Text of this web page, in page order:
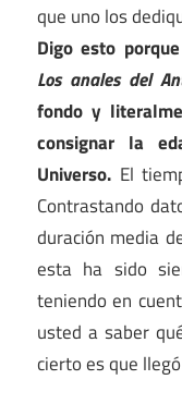
que uno los
Digo esto
Los anales del
fondo y
consignar la
Universo. El
Contrastando
duración media
esta ha sido
teniendo en
usted a saber
cierto es que